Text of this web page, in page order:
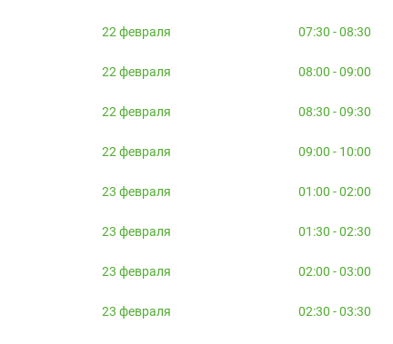
22 февраля 07:30 - 08:30
22 февраля 08:00 - 09:00
22 февраля 08:30 - 09:30
22 февраля 09:00 - 10:00
23 февраля 01:00 - 02:00
23 февраля 01:30 - 02:30
23 февраля 02:00 - 03:00
23 февраля 02:30 - 03:30